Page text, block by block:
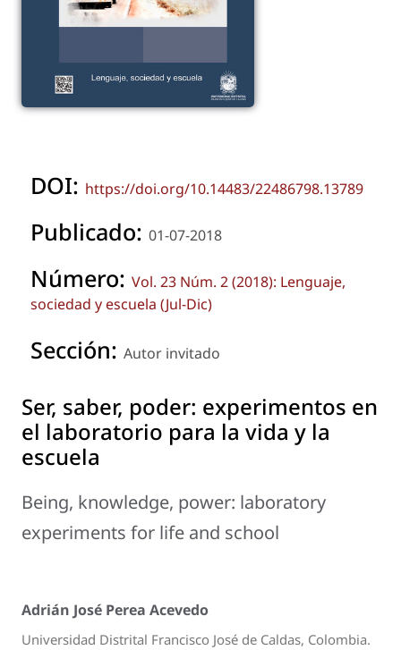
DOI: https://doi.org/10.14483/22486798.13789
Publicado: 01-07-2018
Número: Vol. 23 Núm. 2 (2018): Lenguaje,
sociedad y escuela (Jul-Dic)
Sección: Autor invitado
Ser, saber, poder: experimentos en
el laboratorio para la vida y la
escuela
Being, knowledge, power: laboratory
experiments for life and school
Adrián José Perea Acevedo
Universidad Distrital Francisco José de Caldas, Colombia.